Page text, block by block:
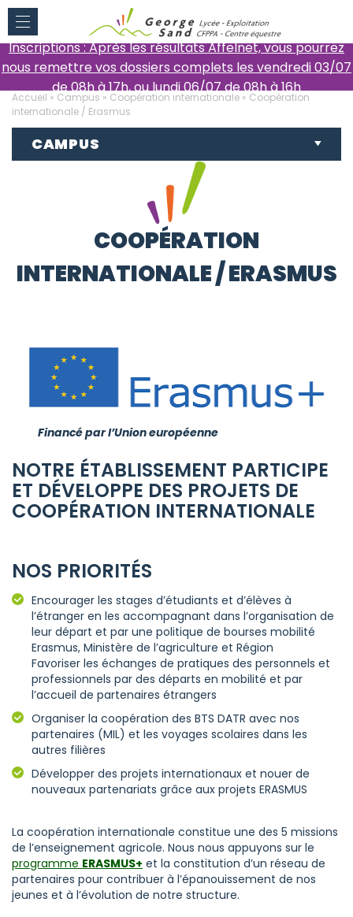
Inscriptions : Après les résultats Affelnet, vous pourrez
nous remettre vos dossiers complets les vendredi 03/07
de 08h à 17h, ou lundi 06/07 de 08h à 16h
Accueil » Campus » Coopération internationale » Coopération
internationale / Erasmus
CAMPUS
COOPÉRATION
INTERNATIONALE / ERASMUS
Financé par l’Union européenne
NOTRE ÉTABLISSEMENT PARTICIPE
ET DÉVELOPPE DES PROJETS DE
COOPÉRATION INTERNATIONALE
NOS PRIORITÉS
Encourager les stages d’étudiants et d’élèves à
l’étranger en les accompagnant dans l’organisation de
leur départ et par une politique de bourses mobilité
Erasmus, Ministère de l’agriculture et Région
Favoriser les échanges de pratiques des personnels et
professionnels par des départs en mobilité et par
l’accueil de partenaires étrangers
Organiser la coopération des BTS DATR avec nos
partenaires (MIL) et les voyages scolaires dans les
autres filières
Développer des projets internationaux et nouer de
nouveaux partenariats grâce aux projets ERASMUS
​La coopération internationale constitue une des 5 missions
de l’enseignement agricole. Nous nous appuyons sur le
programme ERASMUS+ et la constitution d’un réseau de
partenaires pour contribuer à l’épanouissement de nos
jeunes et à l’évolution de notre structure.